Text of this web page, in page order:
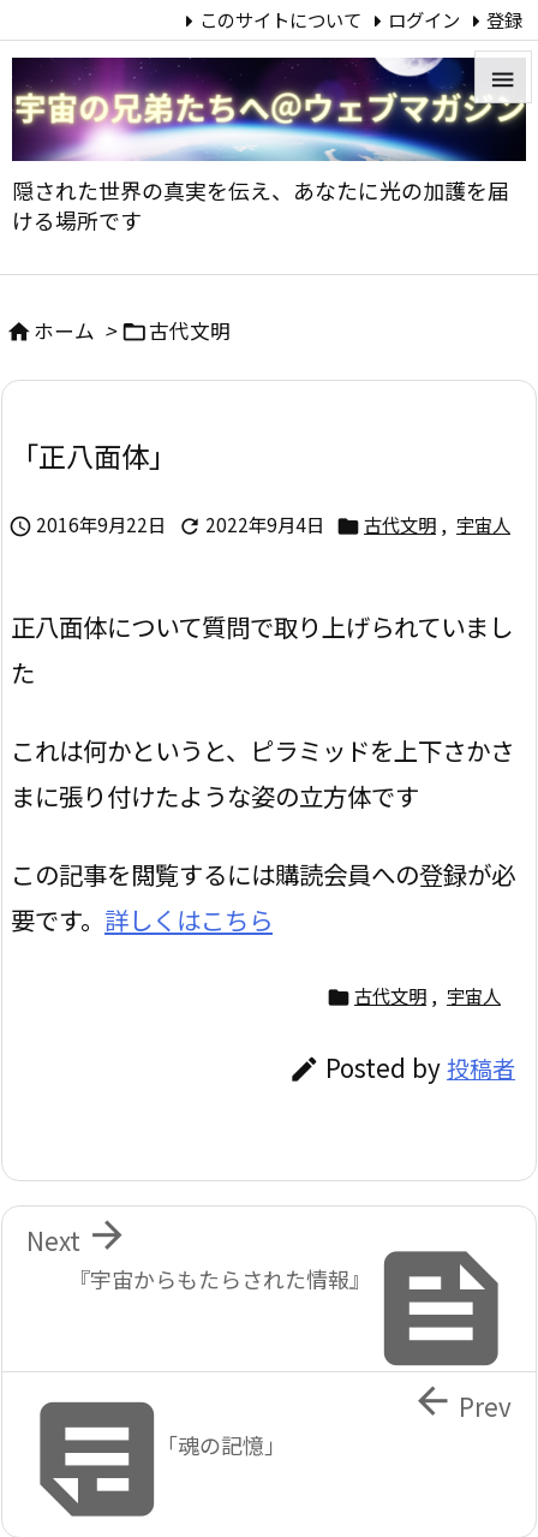
隠された世界の真実を伝え、あなたに光の加護を届
ける場所です


メニ


次へ
このサイトについて ログイン 登録
ホーム > 古代文明
「正八面体」
 2016年9月22日  2022年9月4日  古代文明 , 宇宙人
正八面体について質問で取り上げられていまし
た
これは何かというと、ピラミッドを上下さかさ
まに張り付けたような姿の立方体です
この記事を閲覧するには購読会員への登録が必
要です。 詳しくはこちら
 古代文明 , 宇宙人
 Posted by投稿者

『宇宙からもたらされた情報』

Next
｢魂の記憶｣
 Prev